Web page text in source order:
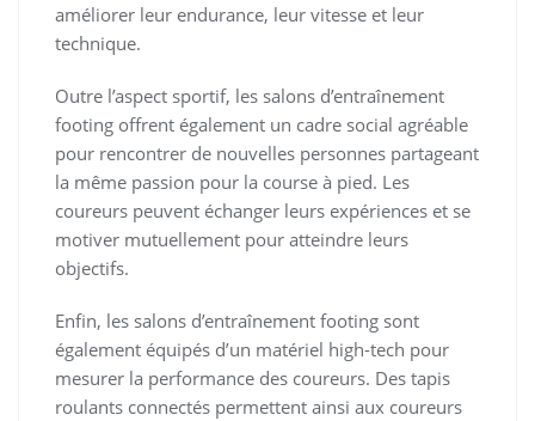
améliorer leur endurance, leur vitesse et leur
technique.
Outre l’aspect sportif, les salons d’entraînement
footing offrent également un cadre social agréable
pour rencontrer de nouvelles personnes partageant
la même passion pour la course à pied. Les
coureurs peuvent échanger leurs expériences et se
motiver mutuellement pour atteindre leurs
objectifs.
Enfin, les salons d’entraînement footing sont
également équipés d’un matériel high-tech pour
mesurer la performance des coureurs. Des tapis
roulants connectés permettent ainsi aux coureurs